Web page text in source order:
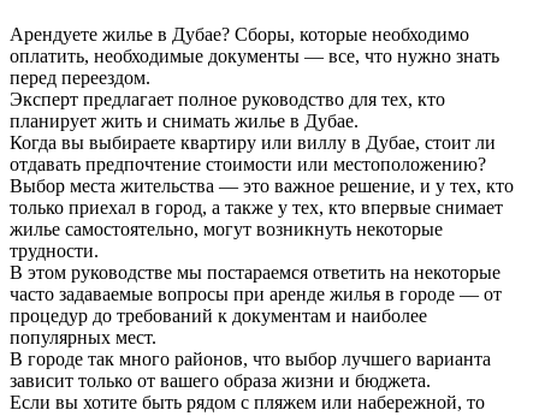
Арендуете жилье в Дубае? Сборы, которые необходимо
оплатить, необходимые документы — все, что нужно знать
перед переездом.
Эксперт предлагает полное руководство для тех, кто
планирует жить и снимать жилье в Дубае.
Когда вы выбираете квартиру или виллу в Дубае, стоит ли
отдавать предпочтение стоимости или местоположению?
Выбор места жительства — это важное решение, и у тех, кто
только приехал в город, а также у тех, кто впервые снимает
жилье самостоятельно, могут возникнуть некоторые
трудности.
В этом руководстве мы постараемся ответить на некоторые
часто задаваемые вопросы при аренде жилья в городе — от
процедур до требований к документам и наиболее
популярных мест.
В городе так много районов, что выбор лучшего варианта
зависит только от вашего образа жизни и бюджета.
Если вы хотите быть рядом с пляжем или набережной, то